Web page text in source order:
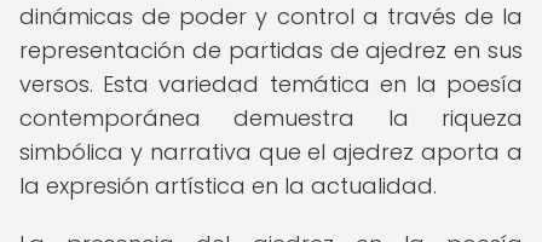
dinámicas de poder y control a través de la
representación de partidas de ajedrez en sus
versos. Esta variedad temática en la poesía
contemporánea demuestra la riqueza
simbólica y narrativa que el ajedrez aporta a
la expresión artística en la actualidad.